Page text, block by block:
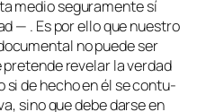
me­dio se­gu­ra­men­te sí
— . Es por ello que nues­tro
no pue­de ser
pre­ten­de re­ve­lar la ver­dad
si de he­cho en él se con­tu­
sino que de­be dar­se en